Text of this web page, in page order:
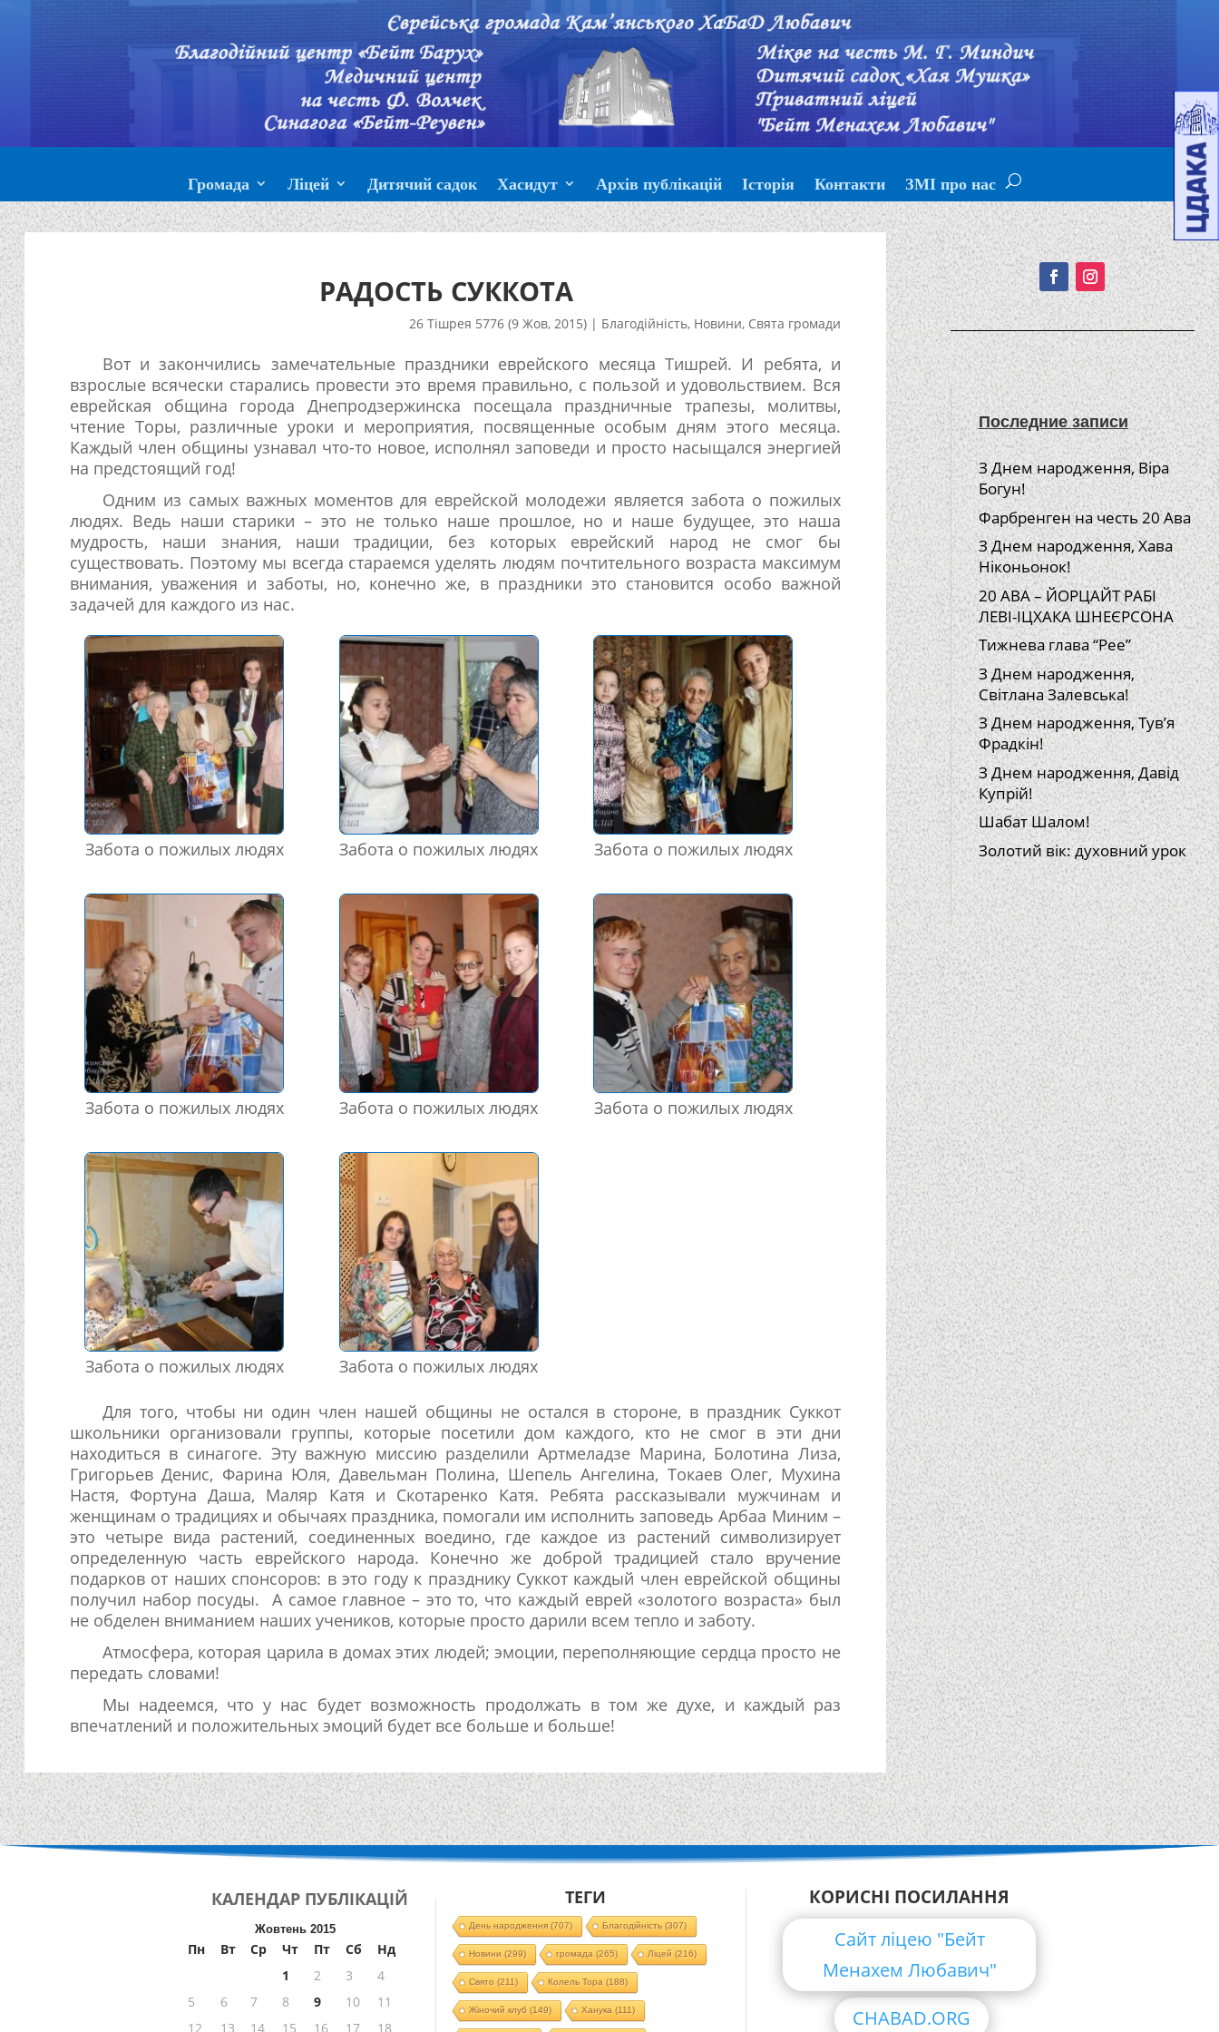
Громада Ліцей Дитячий садок Хасидут Архів публікацій Історія Контакти ЗМІ про нас
РАДОСТЬ СУККОТА
26 Тішрея 5776 (9 Жов, 2015)| Благодійність, Новини, Свята громади
Вот и закончились замечательные праздники еврейского месяца Тишрей. И ребята, и
взрослые всячески старались провести это время правильно, с пользой и удовольствием. Вся
еврейская община города Днепродзержинска посещала праздничные трапезы, молитвы,
чтение Торы, различные уроки и мероприятия, посвященные особым дням этого месяца.
Каждый член общины узнавал что-то новое, исполнял заповеди и просто насыщался энергией
на предстоящий год!
Одним из самых важных моментов для еврейской молодежи является забота о пожилых
людях. Ведь наши старики – это не только наше прошлое, но и наше будущее, это наша
мудрость, наши знания, наши традиции, без которых еврейский народ не смог бы
существовать. Поэтому мы всегда стараемся уделять людям почтительного возраста максимум
внимания, уважения и заботы, но, конечно же, в праздники это становится особо важной
задачей для каждого из нас.
Забота о пожилых людях Забота о пожилых людях Забота о пожилых людях
Забота о пожилых людях Забота о пожилых людях Забота о пожилых людях
Забота о пожилых людях Забота о пожилых людях
Для того, чтобы ни один член нашей общины не остался в стороне, в праздник Суккот
школьники организовали группы, которые посетили дом каждого, кто не смог в эти дни
находиться в синагоге. Эту важную миссию разделили Артмеладзе Марина, Болотина Лиза,
Григорьев Денис, Фарина Юля, Давельман Полина, Шепель Ангелина, Токаев Олег, Мухина
Настя, Фортуна Даша, Маляр Катя и Скотаренко Катя. Ребята рассказывали мужчинам и
женщинам о традициях и обычаях праздника, помогали им исполнить заповедь Арбаа Миним –
это четыре вида растений, соединенных воедино, где каждое из растений символизирует
определенную часть еврейского народа. Конечно же доброй традицией стало вручение
подарков от наших спонсоров: в это году к празднику Суккот каждый член еврейской общины
получил набор посуды. А самое главное – это то, что каждый еврей «золотого возраста» был
не обделен вниманием наших учеников, которые просто дарили всем тепло и заботу.
Атмосфера, которая царила в домах этих людей; эмоции, переполняющие сердца просто не
передать словами!
Мы надеемся, что у нас будет возможность продолжать в том же духе, и каждый раз
впечатлений и положительных эмоций будет все больше и больше!
Подписывайтесь!
Последние записи
З Днем народження, Віра
Богун!
Фарбренген на честь 20 Ава
З Днем народження, Хава
Ніконьонок!
20 АВА – ЙОРЦАЙТ РАБІ
ЛЕВІ-ІЦХАКА ШНЕЄРСОНА
Тижнева глава “Рее”
З Днем народження,
Світлана Залевська!
З Днем народження, Тув’я
Фрадкін!
З Днем народження, Давід
Купрій!
Шабат Шалом!
Золотий вік: духовний урок
КАЛЕНДАР ПУБЛІКАЦІЙ
Жовтень 2015
Пн Вт Ср Чт Пт Сб
Нд
1
2 3
4
5
6 7 8 9 10
11
12
13 14 15 16 17 18
ТЕГИ
День народження(707) Благодійність (307)
Новини (299) громада (265) Ліцей (216)
Свято (211) Колель Тора (188)
Жіночий клуб (149) Ханука (111)
КОРИСНІ ПОСИЛАННЯ
Сайт ліцею "Бейт
Менахем Любавич"
CHABAD.ORG